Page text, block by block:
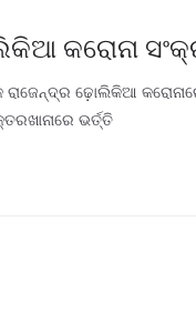
କରୋନା
ଢ଼ୋଲିକିଆ
ଭର୍ତ୍ତି